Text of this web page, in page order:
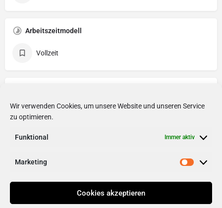
Wir verwenden Cookies, um unsere Website und unseren Service
zu optimieren.
Funktional Immer aktiv
Marketing
Cookies akzeptieren
Arbeitszeitmodell
Vollzeit
Barrierefreiheit
Internetnutzung Kostenlose Getränke